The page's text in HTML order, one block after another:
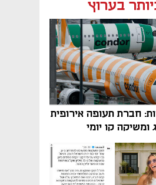
בערוץ
חברת תעופה אירופית
קו יומי